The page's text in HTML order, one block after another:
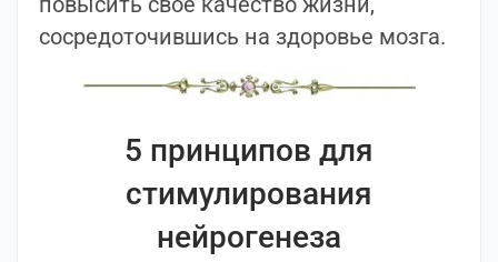
сосредоточившись на здоровье мозга.
5 принципов для
стимулирования
нейрогенеза